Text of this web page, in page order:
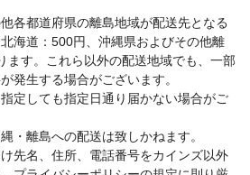
各都道府県の離島地域が配送先となる
海道：500円、沖縄県およびその他離
ます。これら以外の配送地域でも、一部
発生する場合がございます。
定しても指定日通り届かない場合がご
・離島への配送は致しかねます。
先名、住所、電話番号をカインズ以外